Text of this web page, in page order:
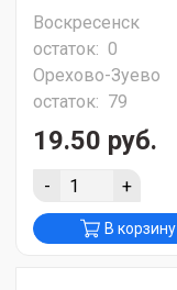
Воскресенск
остаток: 0
Орехово-Зуево
остаток: 79
19.50 руб.
- +
В корзину